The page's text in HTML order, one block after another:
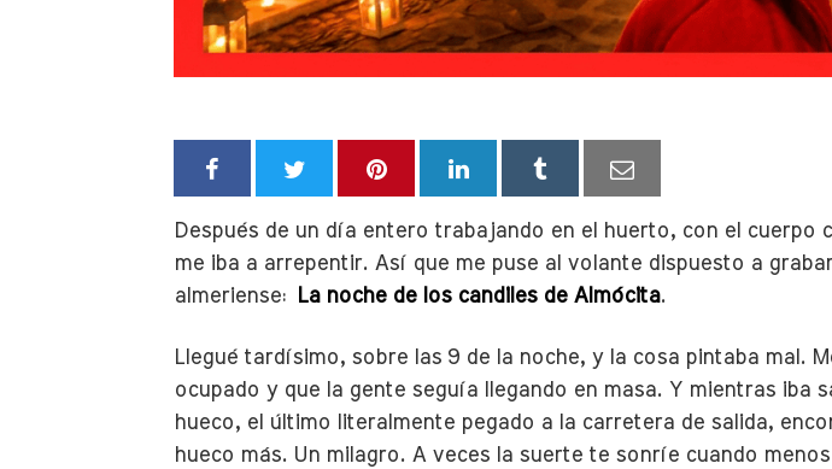
Después de un día entero trabajando en el huerto, con el
me iba a arrepentir. Así que me puse al volante dispuesto a
almeriense:
La noche de los candiles de Almócita.
Llegué tardísimo, sobre las 9 de la noche, y la cosa pintaba mal.
ocupado y que la gente seguía llegando en masa. Y mientras iba
hueco, el último literalmente pegado a la carretera de salida,
hueco más. Un milagro. A veces la suerte te sonríe cuando